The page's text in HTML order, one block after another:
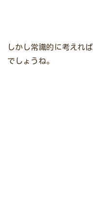
しかし常識的に考えれば
でしょうね。